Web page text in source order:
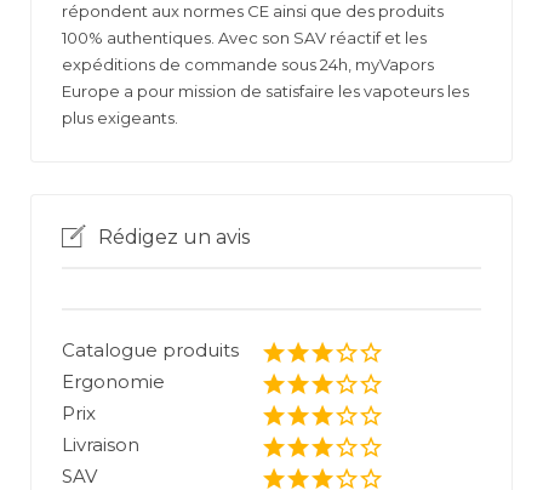
répondent aux normes CE ainsi que des produits
100% authentiques. Avec son SAV réactif et les
expéditions de commande sous 24h, myVapors
Europe a pour mission de satisfaire les vapoteurs les
plus exigeants.
Rédigez un avis
Catalogue produits
Ergonomie
Prix
Livraison
SAV